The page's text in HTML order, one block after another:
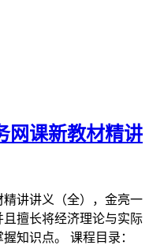
网课新教材精讲
讲讲义（全），金亮一
擅长将经济理论与实际
知识点。 课程目录：